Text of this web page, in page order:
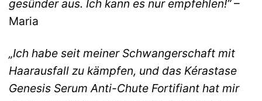
gesünder aus. Ich kann es nur empfehlen!“–
Maria
„Ich habe seit meiner Schwangerschaft mit
Haarausfall zu kämpfen, und das Kérastase
Genesis Serum Anti-Chute Fortifiant hat mir